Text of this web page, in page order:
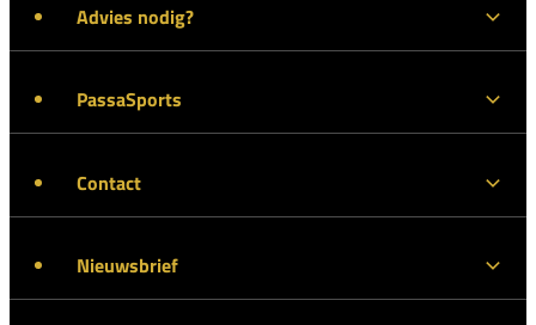
Advies nodig?
PassaSports
Contact
Nieuwsbrief